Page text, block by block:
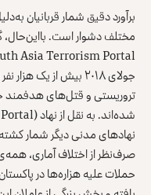
برآورد دقیق شمار قربانیان
جولای ۲۰۱۸ بیش از یک
تروریستی و قتل‌های هدفمند
نهادهای مدنی دیگر شمار
صرف‌نظر از اختلاف آماری،
حملات علیه هزاره‌ها در